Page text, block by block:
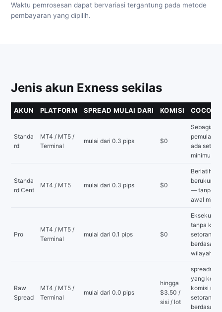
Waktu pemrosesan dapat bervariasi tergantung pada metode
pembayaran yang dipilih.
Jenis akun Exness sekilas
AKUN PLATFORM SPREAD MULAI DARI KOMISI COCOK
Standa
rd
MT4 / MT5 /
Terminal
mulai dari 0.3 pips $0
Sebagian
pemula —
ada
minimum
Standa
rd Cent
MT4 / MT5 mulai dari 0.3 pips $0
Berlatih
berukuran
— tanpa
awal
Pro
MT4 / MT5 /
Terminal
mulai dari 0.1 pips $0
Eksekusi
tanpa
setoran
wilayah
Raw
Spread
MT4 / MT5 /
Terminal
mulai dari 0.0 pips
hingga
$3.50 /
sisi / lot
spreads
yang ketat
komisi
setoran